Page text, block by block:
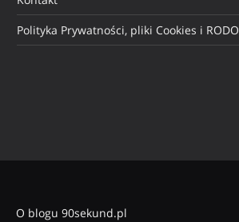
Polityka Prywatności, pliki Cookies i RODO
O blogu 90sekund.pl